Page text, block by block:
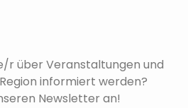
r über Veranstaltungen und
informiert werden?
Newsletter an!